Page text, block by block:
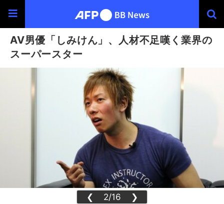
AV男優「しみけん」、人材不足嘆く業界の
スーパースター
❮ 2/16 ❯